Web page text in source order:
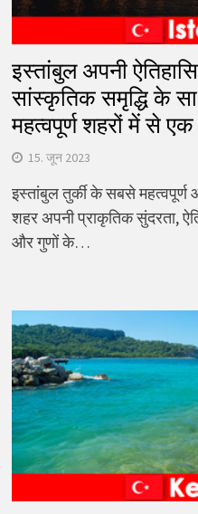
इस्तांबुल अपनी
सांस्कृतिक समृद्धि के
महत्वपूर्ण शहरों में से
15. जून 2023
इस्तांबुल तुर्की के सबसे
शहर अपनी प्राकृतिक सुंदरता,
और गुणों के…